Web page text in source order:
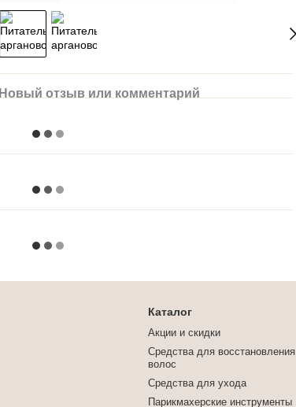
Новый отзыв или комментарий
Каталог
Акции и скидки
Средства для восстановления
волос
Средства для ухода
Парикмахерские инструменты